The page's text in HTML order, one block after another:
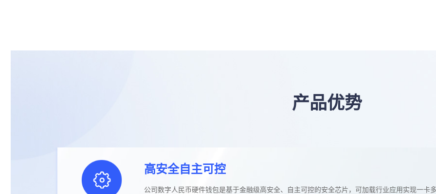
产品优势
高安全自主可控
公司数字人民币硬件钱包是基于金融级高安全、自主可控的安全芯片，可加载行业应用实现一卡